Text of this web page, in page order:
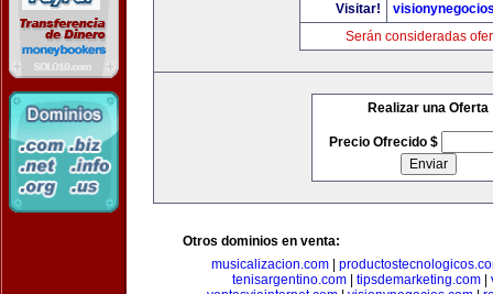
Visitar!
Serán consideradas
Realizar una Oferta
Precio Ofrecido $
Otros dominios en venta:
musicalizacion.com|
tenisargentino.com
tipsdemarketing.com